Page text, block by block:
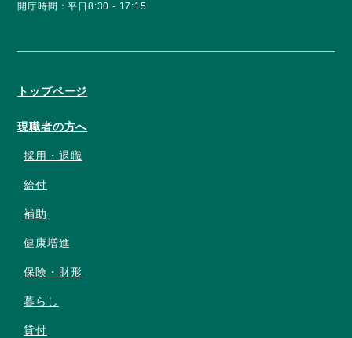
開庁時間：平日8:30 - 17:15
トップページ
現職者の方へ
採用・退職
給付
補助
健康増進
保険・財形
暮らし
貸付